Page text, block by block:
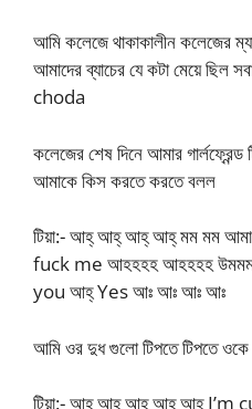
আমি কলেজে থাকাকালীন কলেজের
আমাদের ব্যাচের যে কটা মেয়ে
choda
কলেজের শেষ দিনে আমার গার্লফ্রেন্ড
আমাকে কিস করতে করতে বলল
টিয়া:- আহ্ আহ্ আহ্ আহ্ মম মম
fuck me আহহহহ আহহহহ
you আহ্ Yes আঃ আঃ আঃ আঃ
আমি ওর দুধ গুলো টিপতে টিপতে ওকে
টিয়া:- আহ্ আহ্ আহ্ আহ্ আহ্